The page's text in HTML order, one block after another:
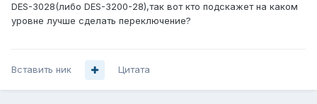
DES-3028(либо DES-3200-28),так вот кто подскажет на каком
уровне лучше сделать переключение?
Вставить ник Цитата